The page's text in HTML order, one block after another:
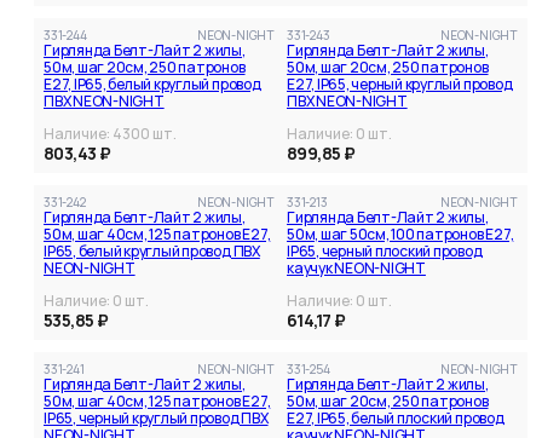
331-244 NEON-NIGHT
Гирлянда Белт-Лайт 2 жилы,
50м, шаг 20см, 250 патронов
E27, IP65, белый круглый провод
ПВХ NEON-NIGHT
Наличие: 4300 шт.
803,43 ₽
331-243 NEON-NIGHT
Гирлянда Белт-Лайт 2 жилы,
50м, шаг 20см, 250 патронов
E27, IP65, черный круглый провод
ПВХ NEON-NIGHT
Наличие: 0 шт.
899,85 ₽
331-242 NEON-NIGHT
Гирлянда Белт-Лайт 2 жилы,
50м, шаг 40см, 125 патронов E27,
IP65, белый круглый провод ПВХ
NEON-NIGHT
Наличие: 0 шт.
535,85 ₽
331-213 NEON-NIGHT
Гирлянда Белт-Лайт 2 жилы,
50м, шаг 50см, 100 патронов E27,
IP65, черный плоский провод
каучук NEON-NIGHT
Наличие: 0 шт.
614,17 ₽
331-241 NEON-NIGHT
Гирлянда Белт-Лайт 2 жилы,
50м, шаг 40см, 125 патронов E27,
IP65, черный круглый провод ПВХ
331-254 NEON-NIGHT
Гирлянда Белт-Лайт 2 жилы,
50м, шаг 20см, 250 патронов
Е27, IP65, белый плоский провод